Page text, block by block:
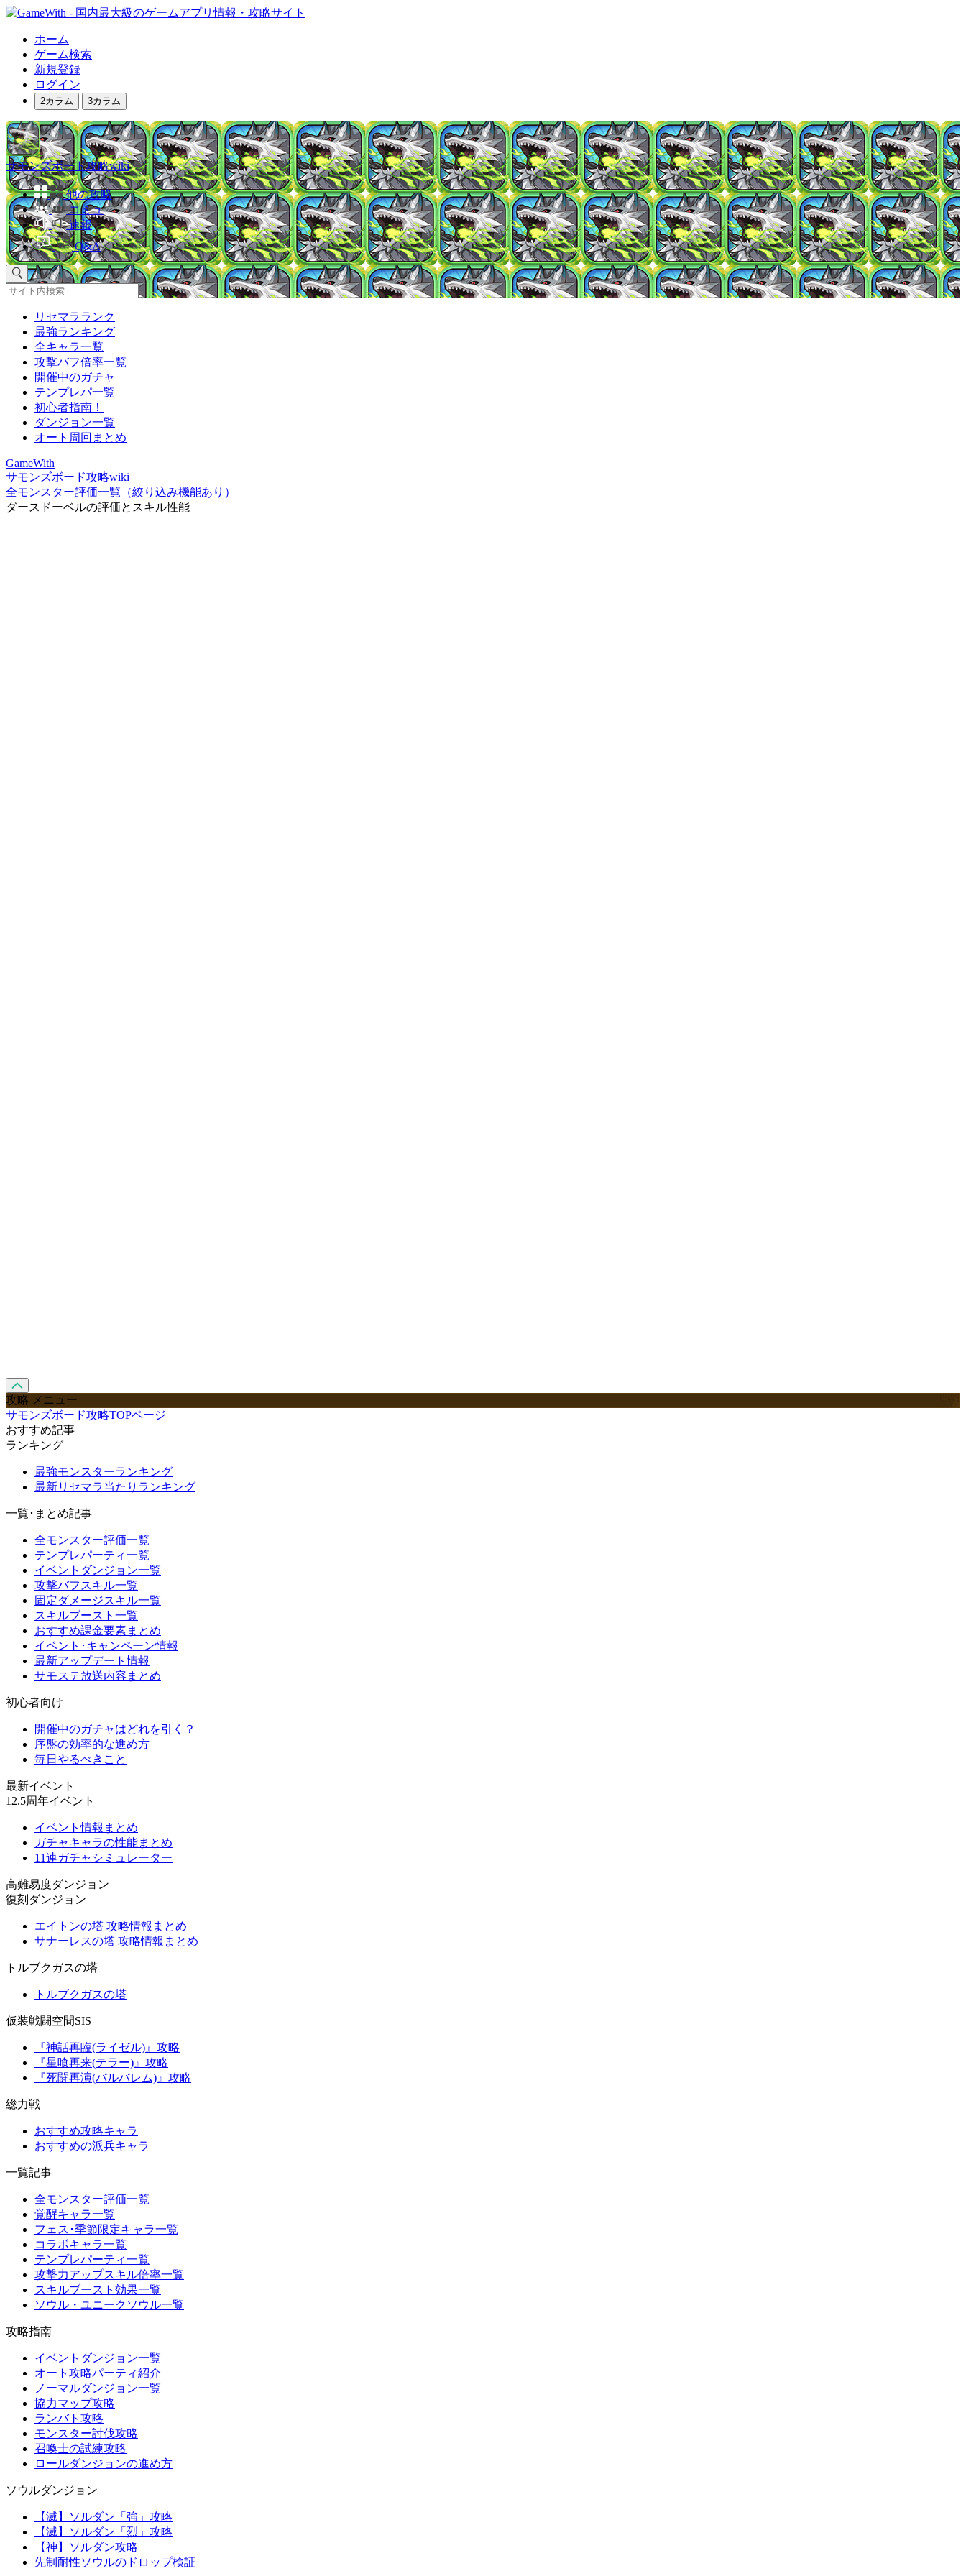
ホーム
ゲーム検索
新規登録
ログイン
2カラム 3カラム
サモンズボード攻略wiki
他の攻略
コミュ
速報
Q&A
リセマラランク
最強ランキング
全キャラ一覧
攻撃バフ倍率一覧
開催中のガチャ
テンプレパ一覧
初心者指南！
ダンジョン一覧
オート周回まとめ
GameWith
サモンズボード攻略wiki
全モンスター評価一覧（絞り込み機能あり）
ダースドーベルの評価とスキル性能
攻略 メニュー
サモンズボード攻略TOPページ
おすすめ記事
ランキング
最強モンスターランキング
最新リセマラ当たりランキング
一覧･まとめ記事
全モンスター評価一覧
テンプレパーティ一覧
イベントダンジョン一覧
攻撃バフスキル一覧
固定ダメージスキル一覧
スキルブースト一覧
おすすめ課金要素まとめ
イベント･キャンペーン情報
最新アップデート情報
サモステ放送内容まとめ
初心者向け
開催中のガチャはどれを引く？
序盤の効率的な進め方
毎日やるべきこと
最新イベント
12.5周年イベント
イベント情報まとめ
ガチャキャラの性能まとめ
11連ガチャシミュレーター
高難易度ダンジョン
復刻ダンジョン
エイトンの塔 攻略情報まとめ
サナーレスの塔 攻略情報まとめ
トルブクガスの塔
トルブクガスの塔
仮装戦闘空間SIS
『神話再臨(ライゼル)』攻略
『星喰再来(テラー)』攻略
『死闘再演(バルバレム)』攻略
総力戦
おすすめ攻略キャラ
おすすめの派兵キャラ
一覧記事
全モンスター評価一覧
覚醒キャラ一覧
フェス･季節限定キャラ一覧
コラボキャラ一覧
テンプレパーティ一覧
攻撃力アップスキル倍率一覧
スキルブースト効果一覧
ソウル・ユニークソウル一覧
攻略指南
イベントダンジョン一覧
オート攻略パーティ紹介
ノーマルダンジョン一覧
協力マップ攻略
ランバト攻略
モンスター討伐攻略
召喚士の試練攻略
ロールダンジョンの進め方
ソウルダンジョン
【滅】ソルダン「強」攻略
【滅】ソルダン「烈」攻略
【神】ソルダン攻略
先制耐性ソウルのドロップ検証